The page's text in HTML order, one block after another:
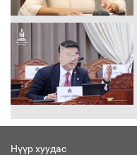
Нүүр хуудас